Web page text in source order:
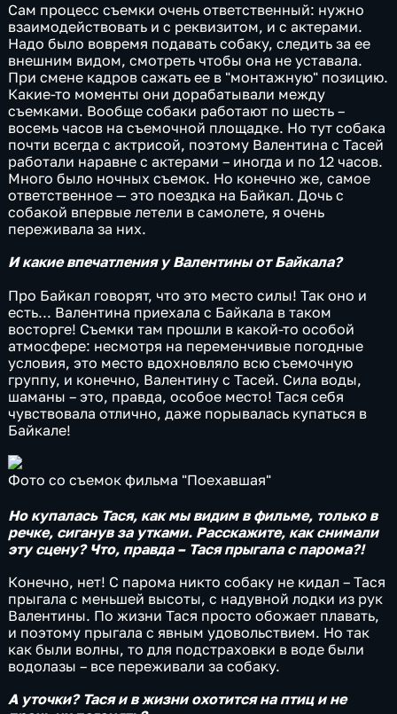
Сам процесс съемки очень ответственный: нужно
взаимодействовать и с реквизитом, и с актерами.
Надо было вовремя подавать собаку, следить за ее
внешним видом, смотреть чтобы она не уставала.
При смене кадров сажать ее в "монтажную" позицию.
Какие-то моменты они дорабатывали между
съемками. Вообще собаки работают по шесть –
восемь часов на съемочной площадке. Но тут собака
почти всегда с актрисой, поэтому Валентина с Тасей
работали наравне с актерами – иногда и по 12 часов.
Много было ночных съемок. Но конечно же, самое
ответственное — это поездка на Байкал. Дочь с
собакой впервые летели в самолете, я очень
переживала за них.
И какие впечатления у Валентины от Байкала?
Про Байкал говорят, что это место силы! Так оно и
есть... Валентина приехала с Байкала в таком
восторге! Съемки там прошли в какой-то особой
атмосфере: несмотря на переменчивые погодные
условия, это место вдохновляло всю съемочную
группу, и конечно, Валентину с Тасей. Сила воды,
шаманы – это, правда, особое место! Тася себя
чувствовала отлично, даже порывалась купаться в
Байкале!
Фото со съемок фильма "Поехавшая"
Но купалась Тася, как мы видим в фильме, только в
речке, сиганув за утками. Расскажите, как снимали
эту сцену? Что, правда – Тася прыгала с парома?!
Конечно, нет! С парома никто собаку не кидал – Тася
прыгала с меньшей высоты, с надувной лодки из рук
Валентины. По жизни Тася просто обожает плавать,
и поэтому прыгала с явным удовольствием. Но так
как были волны, то для подстраховки в воде были
водолазы – все переживали за собаку.
А уточки? Тася и в жизни охотится на птиц и не